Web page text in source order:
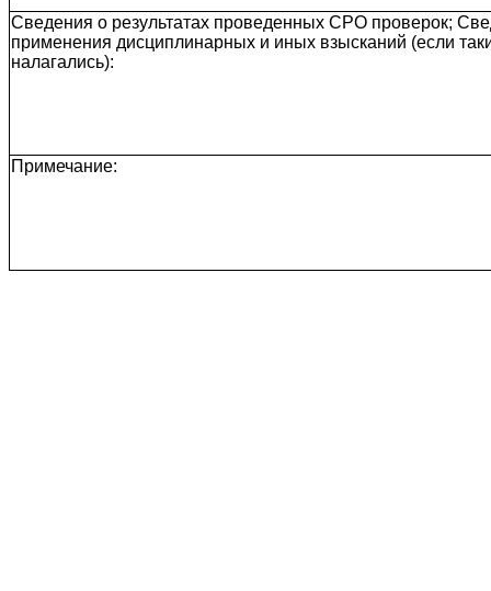
Сведения о результатах проведенных СРО проверок;
применения дисциплинарных и иных взысканий (если
налагались):
Примечание: